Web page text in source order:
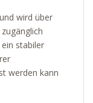
wird über
stabiler
werden kann